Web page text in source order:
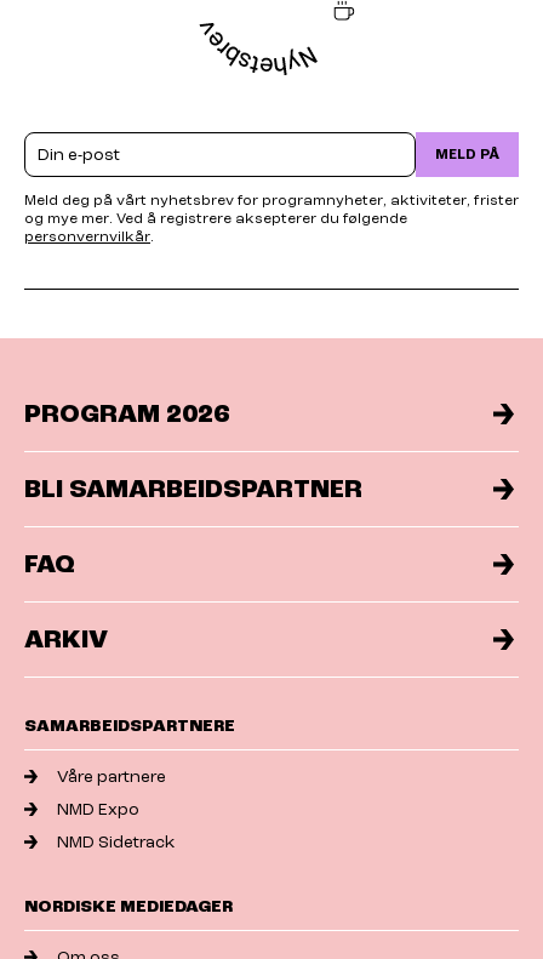
Email MELD PÅ
Meld deg på vårt nyhetsbrev for programnyheter, aktiviteter, frister
og mye mer. Ved å registrere aksepterer du følgende
personvernvilkår.
PROGRAM 2026
BLI SAMARBEIDSPARTNER
FAQ
ARKIV
SAMARBEIDSPARTNERE
Våre partnere
NMD Expo
NMD Sidetrack
NORDISKE MEDIEDAGER